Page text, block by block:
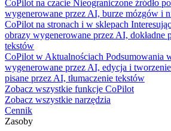
CoPilot na czacie Nieograniczone źródło
wygenerowane przez AI, burze mózgów i
CoPilot na stronach i w sklepach
obrazy wygenerowane przez AI, dokładne
tekstów
CoPilot w Aktualnościach Podsumowania
wygenerowane przez AI, edycja i
pisane przez AI, tłumaczenie tekstów
Zobacz wszystkie funkcje CoPilot
Zobacz wszystkie narzędzia
Cennik
Zasoby